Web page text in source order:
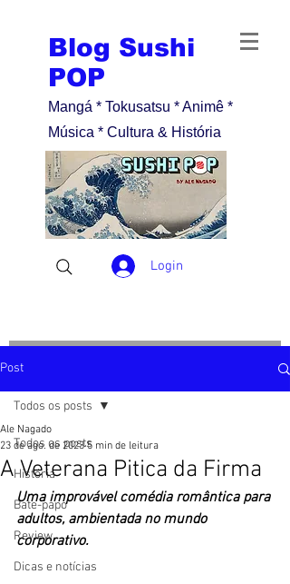
Blog Sushi
POP
Mangá * Tokusatsu * Animê *
Música * Cultura & História
Login
Post
Todos os posts
História
Bate-papo
Review
Dicas e notícias
Todos os posts
A Veterana Pitica da Firma
Ale Nagado
23 de ago. de 2023 5 min de leitura
Uma improvável comédia romântica para
adultos, ambientada no mundo
corporativo.